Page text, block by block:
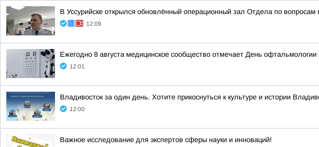
В Уссурийске открылся обновлённый операционный зал Отдела по вопросам
12:09
Ежегодно 8 августа медицинское сообщество отмечает День офтальмологии
12:01
Владивосток за один день. Хотите прикоснуться к культуре и истории
12:00
Важное исследование для экспертов сферы науки и инноваций!